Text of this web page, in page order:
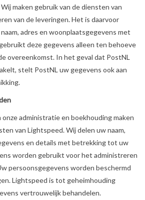
maken gebruik van de diensten van
van de leveringen. Het is daarvoor
adres en woonplaatsgegevens met
deze gegevens alleen ten behoeve
overeenkomst. In het geval dat PostNL
stelt PostNL uw gegevens ook aan
administratie en boekhouding maken
van Lightspeed. Wij delen uw naam,
en details met betrekking tot uw
worden gebruikt voor het administreren
persoonsgegevens worden beschermd
Lightspeed is tot geheimhouding
vertrouwelijk behandelen.